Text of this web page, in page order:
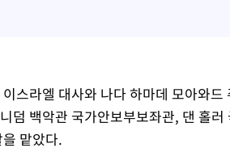
스라엘 대사와 나다 하마데 모아와
덤 백악관 국가안보부보좌관, 댄 홀
맡았다.